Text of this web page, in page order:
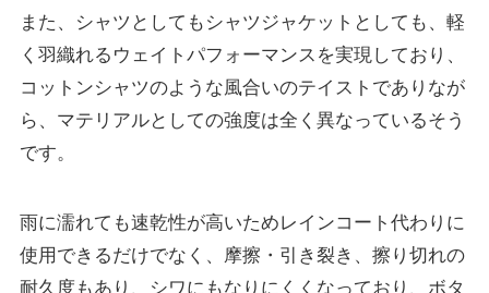
また、シャツとしてもシャツジャケットとしても、軽
く羽織れるウェイトパフォーマンスを実現しており、
コットンシャツのような風合いのテイストでありなが
ら、マテリアルとしての強度は全く異なっているそう
です。
雨に濡れても速乾性が高いためレインコート代わりに
使用できるだけでなく、摩擦・引き裂き、擦り切れの
耐久度もあり、シワにもなりにくくなっており、ボタ